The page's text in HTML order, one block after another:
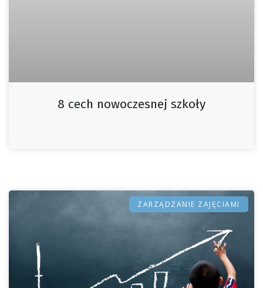
8 cech nowoczesnej szkoły
ZARZĄDZANIE ZAJĘCIAMI